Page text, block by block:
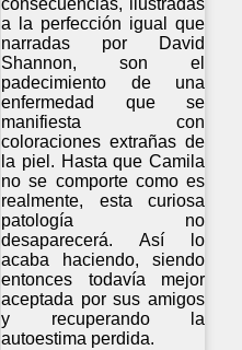
consecuencias, ilustradas
a la perfección igual que
narradas por David
Shannon, son el
padecimiento de una
enfermedad que se
manifiesta con
coloraciones extrañas de
la piel. Hasta que Camila
no se comporte como es
realmente, esta curiosa
patología no
desaparecerá. Así lo
acaba haciendo, siendo
entonces todavía mejor
aceptada por sus amigos
y recuperando la
autoestima perdida.